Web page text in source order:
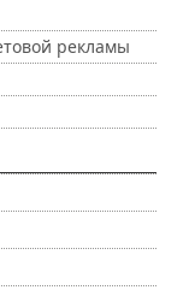
рекламы